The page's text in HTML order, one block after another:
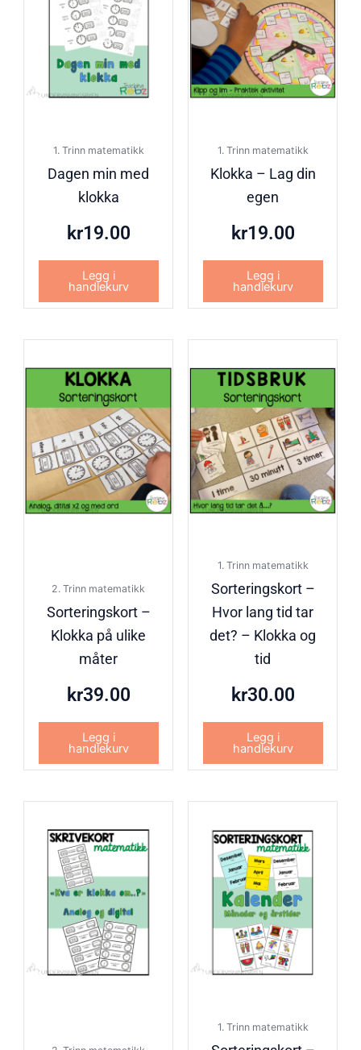
1. Trinn matematikk
Dagen min med
klokka
kr19.00
Legg i
handlekurv
1. Trinn matematikk
Klokka – Lag din
egen
kr19.00
Legg i
handlekurv
2. Trinn matematikk
Sorteringskort –
Klokka på ulike
måter
kr39.00
Legg i
handlekurv
1. Trinn matematikk
Sorteringskort –
Hvor lang tid tar
det? – Klokka og
tid
kr30.00
Legg i
handlekurv
1. Trinn matematikk